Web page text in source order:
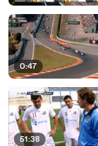
0:47
51:38